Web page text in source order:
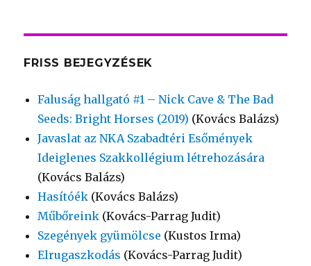
FRISS BEJEGYZÉSEK
Faluság hallgató #1 – Nick Cave & The Bad
Seeds: Bright Horses (2019) (Kovács Balázs)
Javaslat az NKA Szabadtéri Esőmények
Ideiglenes Szakkollégium létrehozására
(Kovács Balázs)
Hasítóék (Kovács Balázs)
Műbőreink (Kovács-Parrag Judit)
Szegények gyümölcse (Kustos Irma)
Elrugaszkodás (Kovács-Parrag Judit)